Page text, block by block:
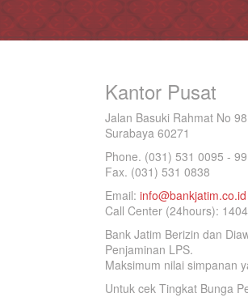
Kantor Pusat
Jalan Basuki Rahmat No
Surabaya 60271
Phone. (031) 531 0095 - 99
Fax. (031) 531 0838
Email: info@bankjatim.co.id
Call Center (24hours):
Bank Jatim Berizin dan
Penjaminan LPS.
Maksimum nilai simpanan
Untuk cek Tingkat Bunga